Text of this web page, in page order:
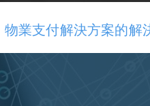
業支付解決方案的解